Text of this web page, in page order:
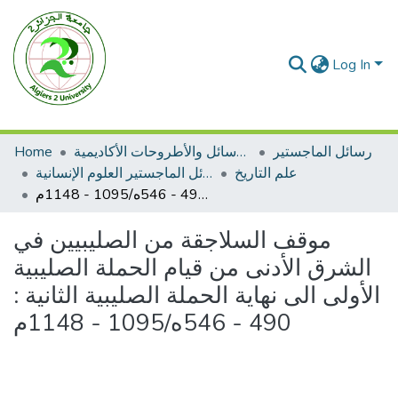
Log In
Home الرسائل والأطروحات الأكاديمية
رسائل الماجستير
رسائل الماجستير العلوم الإنسانية
علم التاريخ
موقف السلاجقة من الصليبيين في الشرق الأدنى من قيام الحملة الصليبية الأولى الى نهاية الحملة الصليبية الثانية : 490 - 546ه/1095 - 1148م
موقف السلاجقة من الصليبيين في
الشرق الأدنى من قيام الحملة الصليبية
الأولى الى نهاية الحملة الصليبية الثانية :
490 - 546ه/1095 - 1148م